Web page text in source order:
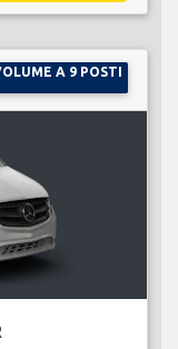
A 9 POSTI